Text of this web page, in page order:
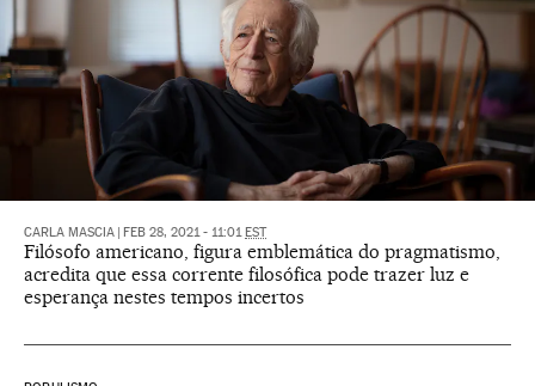
CARLA MASCIA FEB 28, 2021 - 11:01 EST
Filósofo americano, figura emblemática do pragmatismo,
acredita que essa corrente filosófica pode trazer luz e
esperança nestes tempos incertos